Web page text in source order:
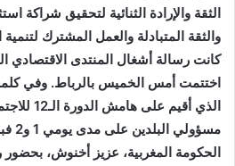
ن
ي
ا
الثقة والإرادة الثنائية لتحقيق شراكة
والثقة المتبادلة والعمل المشترك لتنمية
كانت رسالة أشغال المنتدى الاقتصادي
اختتمت أمس الخميس بالرباط. وفي
الذي أقيم
الحكومة المغربية، عزيز أخنوش، بحضور